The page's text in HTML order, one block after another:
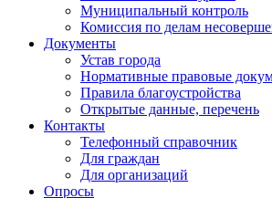
Муниципальный контроль
Комиссия по делам
Документы
Устав города
Нормативные правовые
Правила благоустройства
Открытые данные, перечень
Контакты
Телефонный справочник
Для граждан
Для организаций
Опросы